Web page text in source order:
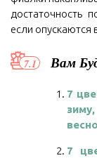
достаточность
если опускаются
Вам
7
7